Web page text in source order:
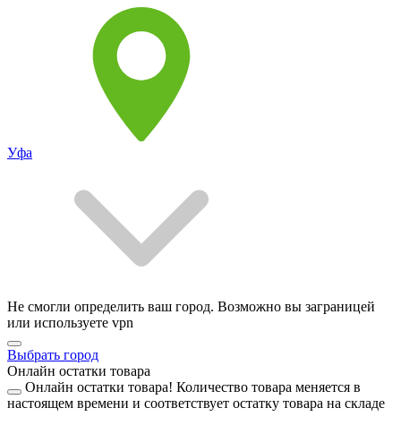
Уфа
Не смогли определить ваш город. Возможно вы заграницей
или используете vpn
Выбрать город
Онлайн остатки товара
Онлайн остатки товара! Количество товара меняется в
настоящем времени и соответствует остатку товара на складе